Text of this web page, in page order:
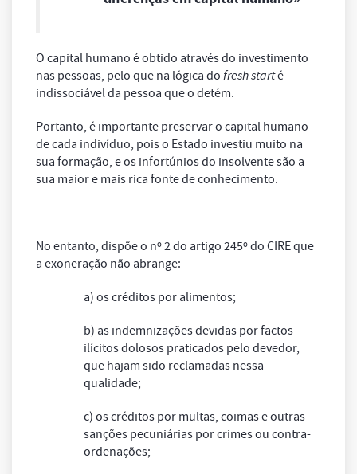
O capital humano é obtido através do investimento
nas pessoas, pelo que na lógica do fresh starté
indissociável da pessoa que o detém.
Portanto, é importante preservar o capital humano
de cada indivíduo, pois o Estado investiu muito na
sua formação, e os infortúnios do insolvente são a
sua maior e mais rica fonte de conhecimento.
No entanto, dispõe o nº 2 do artigo 245º do CIRE que
a exoneração não abrange:
a) os créditos por alimentos;
b) as indemnizações devidas por factos
ilícitos dolosos praticados pelo devedor,
que hajam sido reclamadas nessa
qualidade;
c) os créditos por multas, coimas e outras
sanções pecuniárias por crimes ou contra-
ordenações;